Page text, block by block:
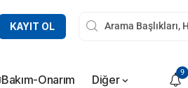
KAYIT OL
Bakım-Onarım Diğer
9